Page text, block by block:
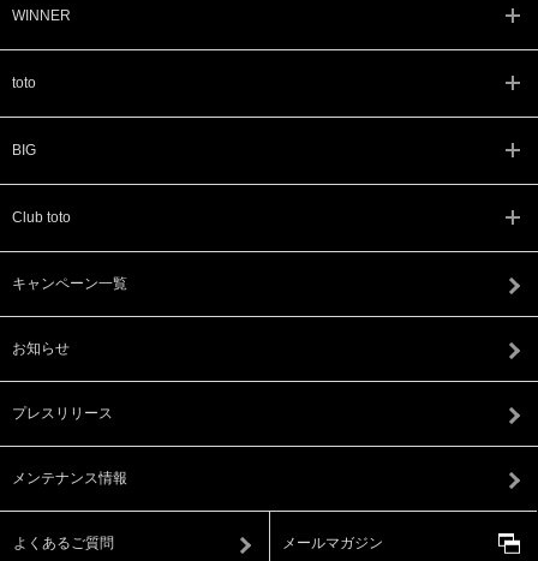
WINNER
toto
BIG
Club toto
キャンペーン一覧
お知らせ
プレスリリース
メンテナンス情報
よくあるご質問 メールマガジン